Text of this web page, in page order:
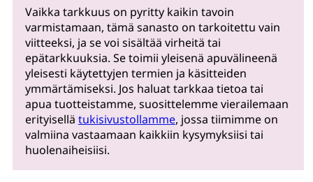
Vaikka tarkkuus on pyritty kaikin tavoin
varmistamaan, tämä sanasto on tarkoitettu vain
viitteeksi, ja se voi sisältää virheitä tai
epätarkkuuksia. Se toimii yleisenä apuvälineenä
yleisesti käytettyjen termien ja käsitteiden
ymmärtämiseksi. Jos haluat tarkkaa tietoa tai
apua tuotteistamme, suosittelemme vierailemaan
erityisellä tukisivustollamme, jossa tiimimme on
valmiina vastaamaan kaikkiin kysymyksiisi tai
huolenaiheisiisi.